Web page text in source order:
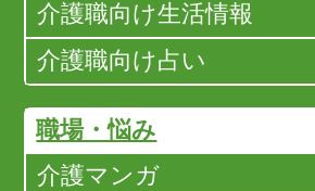
介護職向け生活情報
介護職向け占い
職場・悩み
介護マンガ